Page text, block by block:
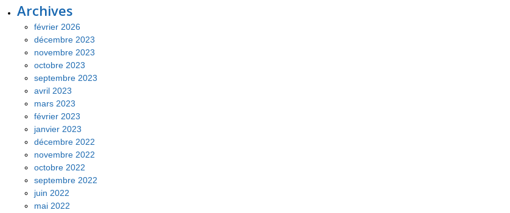
Archives
février 2026
décembre 2023
novembre 2023
octobre 2023
septembre 2023
avril 2023
mars 2023
février 2023
janvier 2023
décembre 2022
novembre 2022
octobre 2022
septembre 2022
juin 2022
mai 2022